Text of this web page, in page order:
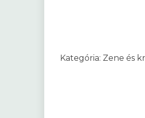
Kategória: Zene és